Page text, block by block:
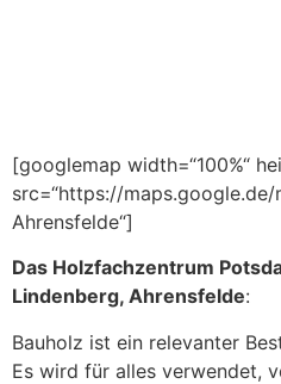
[googlemap width=“100%“
src=“https://
Ahrensfelde“]
Das Holzfachzentrum
Lindenberg, Ahrensfelde:
Bauholz ist ein relevanter
Es wird für alles verwendet,